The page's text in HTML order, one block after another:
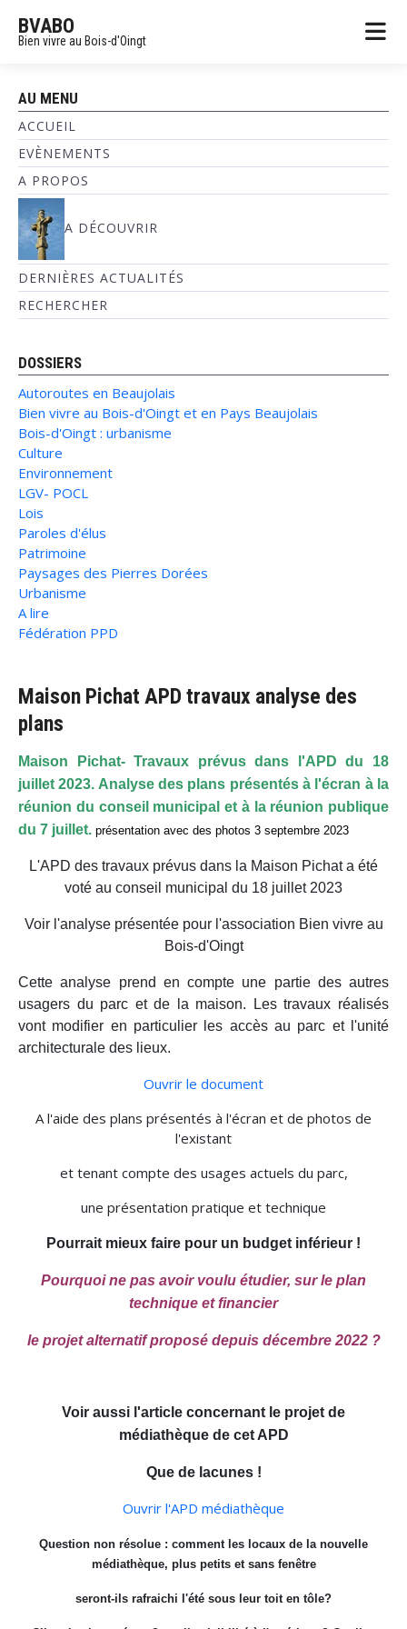
BVABO
Bien vivre au Bois-d'Oingt
AU MENU
ACCUEIL
EVÈNEMENTS
A PROPOS
A DÉCOUVRIR
DERNIÈRES ACTUALITÉS
RECHERCHER
DOSSIERS
Autoroutes en Beaujolais
Bien vivre au Bois-d'Oingt et en Pays Beaujolais
Bois-d'Oingt : urbanisme
Culture
Environnement
LGV- POCL
Lois
Paroles d'élus
Patrimoine
Paysages des Pierres Dorées
Urbanisme
A lire
Fédération PPD
Maison Pichat APD travaux analyse des
plans
Maison Pichat- Travaux prévus dans l'APD du 18
juillet 2023. Analyse des plans présentés à l'écran à la
réunion du conseil municipal et à la réunion publique
du 7 juillet. présentation avec des photos 3 septembre 2023
L'APD des travaux prévus dans la Maison Pichat a été
voté au conseil municipal du 18 juillet 2023
Voir l'analyse présentée pour l'association Bien vivre au
Bois-d'Oingt
Cette analyse prend en compte une partie des autres
usagers du parc et de la maison. Les travaux réalisés
vont modifier en particulier les accès au parc et l'unité
architecturale des lieux.
Ouvrir le document
A l'aide des plans présentés à l'écran et de photos de
l'existant
et tenant compte des usages actuels du parc,
une présentation pratique et technique
Pourrait mieux faire pour un budget inférieur !
Pourquoi ne pas avoir voulu étudier, sur le plan
technique et financier
le projet alternatif proposé depuis décembre 2022 ?
Voir aussi l'article concernant le projet de
médiathèque de cet APD
Que de lacunes !
Ouvrir l'APD médiathèque
Question non résolue : comment les locaux de la nouvelle
médiathèque, plus petits et sans fenêtre
seront-ils rafraichi l'été sous leur toit en tôle?